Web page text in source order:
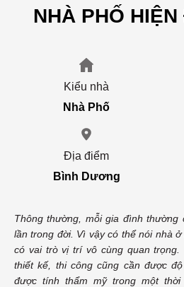
NHÀ PHỐ
Kiểu nhà
Nhà Phố
Địa điểm
Bình Dương
Thông thường, mỗi gia đình thường
lần trong đời. Vì vậy có thể nói nhà
có vai trò vị trí vô cùng quan
thiết kế, thi công cũng cần được
được tính thẩm mỹ trong một